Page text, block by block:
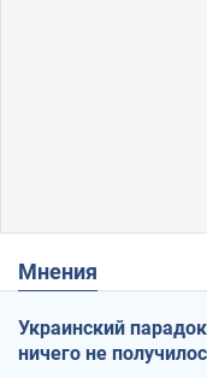
Мнения
Украинский
ничего не